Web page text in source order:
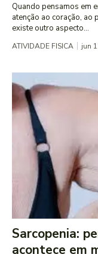
Quando pensamos em
atenção ao coração, ao
existe outro aspecto...
ATIVIDADE FISICA jun
Sarcopenia:
acontece em